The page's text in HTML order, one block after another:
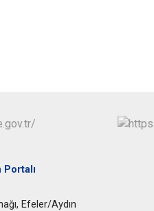
Portalı
Efeler/Aydın